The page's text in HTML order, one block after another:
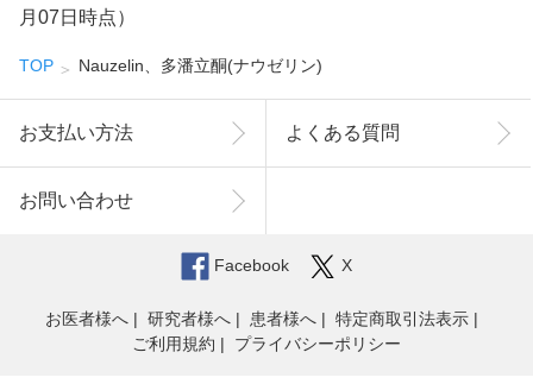
月07日時点）
TOP Nauzelin、多潘立酮(ナウゼリン)
お支払い方法 よくある質問
お問い合わせ
Facebook X
お医者様へ 研究者様へ 患者様へ
特定商取引法表示
ご利用規約
プライバシーポリシー